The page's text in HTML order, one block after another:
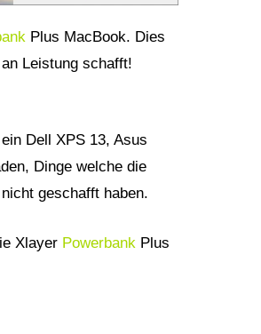
Plus MacBook. Dies
Leistung schafft!
Dell XPS 13, Asus
Dinge welche die
geschafft haben.
Xlayer Powerbank Plus